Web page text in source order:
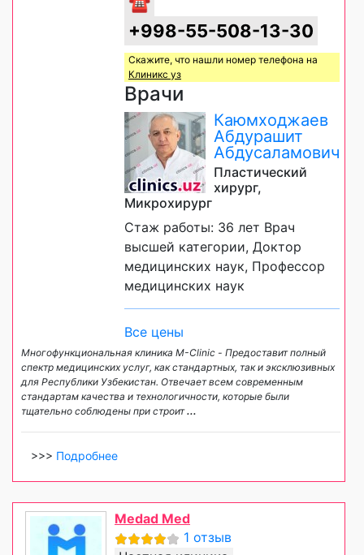
+998-55-508-13-30
Скажите, что нашли номер телефона на
Клиникс уз
Врачи
Каюмходжаев
Абдурашит
Абдусаламович
Пластический
хирург,
Микрохирург
Стаж работы: 36 лет Врач
высшей категории, Доктор
медицинских наук, Профессор
медицинских наук
Все цены
Многофункциональная клиника M-Clinic - Предоставит полный
спектр медицинских услуг, как стандартных, так и эксклюзивных
для Республики Узбекистан. Отвечает всем современным
стандартам качества и технологичности, которые были
тщательно соблюдены при строит...
>>> Подробнее
Medad Med
1 отзыв